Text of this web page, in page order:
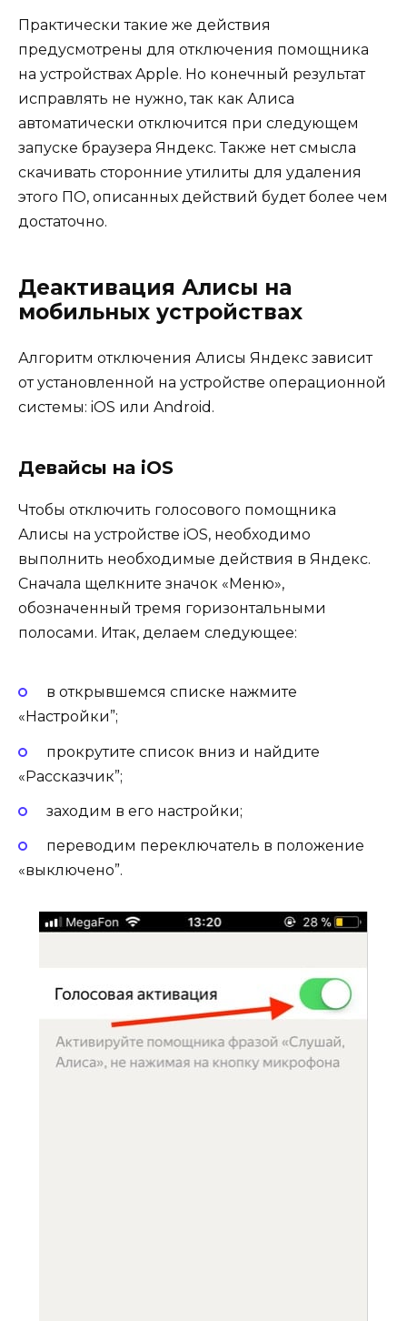
Практически такие же действия
предусмотрены для отключения помощника
на устройствах Apple. Но конечный результат
исправлять не нужно, так как Алиса
автоматически отключится при следующем
запуске браузера Яндекс. Также нет смысла
скачивать сторонние утилиты для удаления
этого ПО, описанных действий будет более чем
достаточно.
Деактивация Алисы на
мобильных устройствах
Алгоритм отключения Алисы Яндекс зависит
от установленной на устройстве операционной
системы: iOS или Android.
Девайсы на iOS
Чтобы отключить голосового помощника
Алисы на устройстве iOS, необходимо
выполнить необходимые действия в Яндекс.
Сначала щелкните значок «Меню»,
обозначенный тремя горизонтальными
полосами. Итак, делаем следующее:
в открывшемся списке нажмите
«Настройки”;
прокрутите список вниз и найдите
«Рассказчик”;
заходим в его настройки;
переводим переключатель в положение
«выключено”.